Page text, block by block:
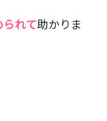
られて助かりま